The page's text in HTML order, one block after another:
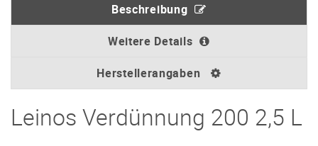
Beschreibung
Weitere Details
Herstellerangaben
Leinos Verdünnung 200 2,5 L